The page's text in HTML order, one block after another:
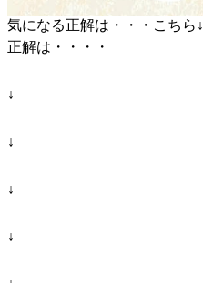
気になる正解は・・・こちら↓
正解は・・・・
↓
↓
↓
↓